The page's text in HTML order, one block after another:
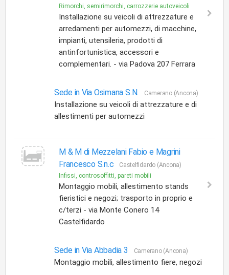
Rimorchi, semirimorchi, carrozzerie autoveicoli
Installazione su veicoli di attrezzature e
arredamenti per automezzi, di macchine,
impianti, utensileria, prodotti di
antinfortunistica, accessori e
complementari. - via Padova 207 Ferrara
Sede in Via Osimana S.N. Camerano (Ancona)
Installazione su veicoli di attrezzature e di
allestimenti per automezzi
M & M di Mezzelani Fabio e Magrini
Francesco S.n.c
Castelfidardo (Ancona)
Infissi, controsoffitti, pareti mobili
Montaggio mobili, allestimento stands
fieristici e negozi; trasporto in proprio e
c/terzi - via Monte Conero 14
Castelfidardo
Sede in Via Abbadia 3 Camerano (Ancona)
Montaggio mobili, allestimento fiere, negozi